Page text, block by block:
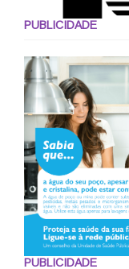
PUBLICIDADE
PUBLICIDADE